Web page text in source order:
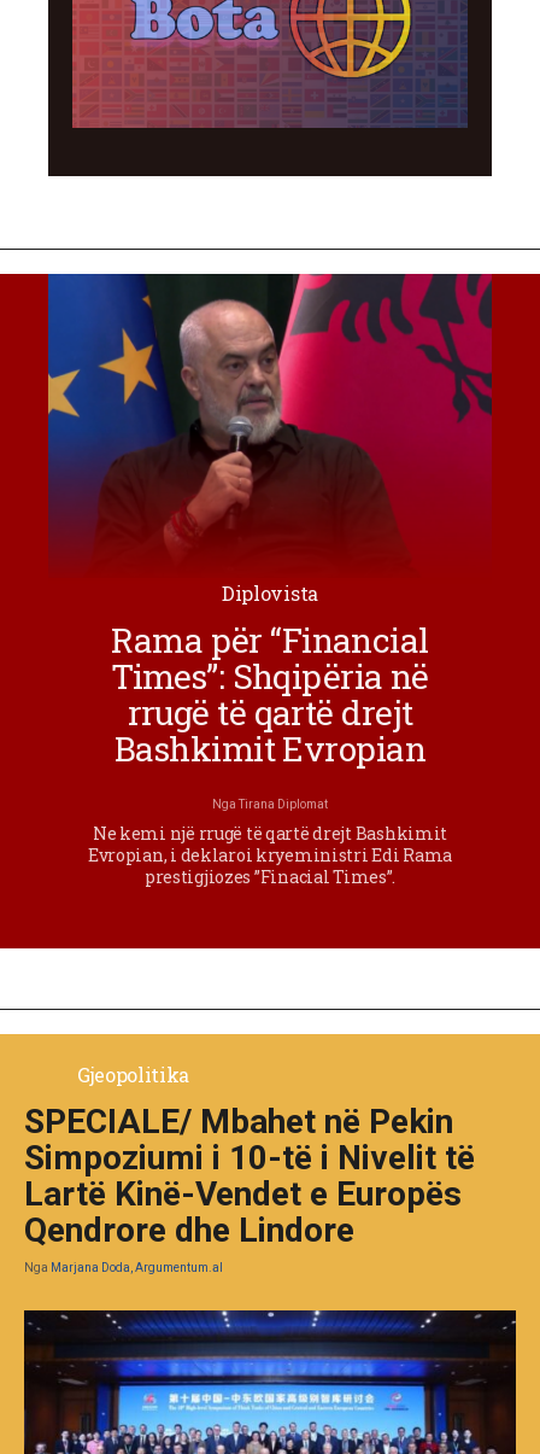
Diplovista
Rama për “Financial
Times”: Shqipëria në
rrugë të qartë drejt
Bashkimit Evropian
NgaTirana Diplomat
Ne kemi një rrugë të qartë drejt Bashkimit
Evropian, i deklaroi kryeministri Edi Rama
prestigjiozes ”Finacial Times”.
Gjeopolitika
SPECIALE/ Mbahet në Pekin
Simpoziumi i 10-të i Nivelit të
Lartë Kinë-Vendet e Europës
Qendrore dhe Lindore
Nga Marjana Doda, Argumentum.al